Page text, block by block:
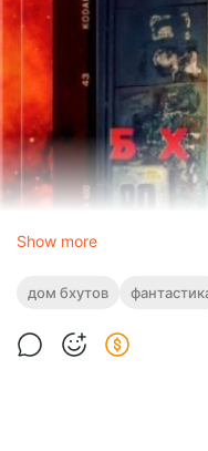
Show more
дом бхутов